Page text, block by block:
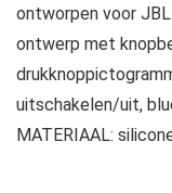
ontworpen voor
ontwerp met
uitschakelen/uit,
MATERIAAL: